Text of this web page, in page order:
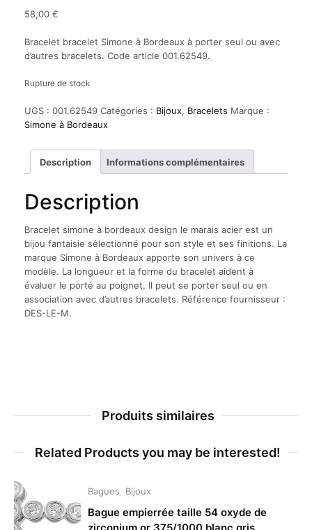
58,00 €
Bracelet bracelet Simone à Bordeaux à porter seul ou avec
d’autres bracelets. Code article 001.62549.
Rupture de stock
UGS : 001.62549 Catégories : Bijoux, Bracelets Marque :
Simone à Bordeaux
Description Informations complémentaires
Description
Bracelet simone à bordeaux design le marais acier est un
bijou fantaisie sélectionné pour son style et ses finitions. La
marque Simone à Bordeaux apporte son univers à ce
modèle. La longueur et la forme du bracelet aident à
évaluer le porté au poignet. Il peut se porter seul ou en
association avec d’autres bracelets. Référence fournisseur :
DES-LE-M.
Produits similaires
Related Products you may be interested!
Bagues Bijoux
Bague empierrée taille 54 oxyde de